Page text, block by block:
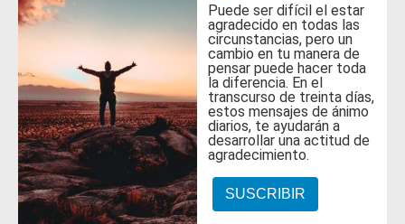
Puede ser difícil el estar
agradecido en todas las
circunstancias, pero un
cambio en tu manera de
pensar puede hacer toda
la diferencia. En el
transcurso de treinta días,
estos mensajes de ánimo
diarios, te ayudarán a
desarrollar una actitud de
agradecimiento.
SUSCRIBIR